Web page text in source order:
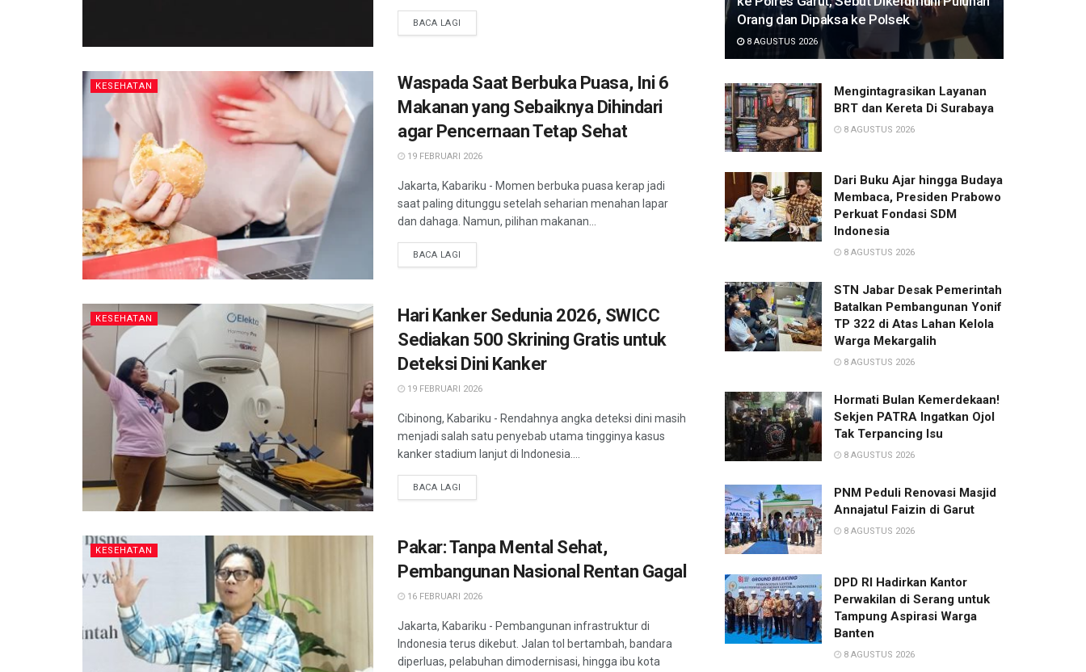
BACA LAGI
KESEHATAN
Waspada Saat Berbuka Puasa, Ini 6
Makanan yang Sebaiknya Dihindari
agar Pencernaan Tetap Sehat
19 FEBRUARI 2026
Jakarta, Kabariku - Momen berbuka puasa kerap jadi
saat paling ditunggu setelah seharian menahan lapar
dan dahaga. Namun, pilihan makanan...
BACA LAGI
KESEHATAN
Hari Kanker Sedunia 2026, SWICC
Sediakan 500 Skrining Gratis untuk
Deteksi Dini Kanker
19 FEBRUARI 2026
Cibinong, Kabariku - Rendahnya angka deteksi dini masih
menjadi salah satu penyebab utama tingginya kasus
kanker stadium lanjut di Indonesia....
BACA LAGI
KESEHATAN
Pakar: Tanpa Mental Sehat,
Pembangunan Nasional Rentan Gagal
16 FEBRUARI 2026
Jakarta, Kabariku - Pembangunan infrastruktur di
Indonesia terus dikebut. Jalan tol bertambah, bandara
diperluas, pelabuhan dimodernisasi, hingga ibu kota
Orang dan Dipaksa ke Polsek
8 AGUSTUS 2026
Mengintagrasikan Layanan
BRT dan Kereta Di Surabaya
8 AGUSTUS 2026
Dari Buku Ajar hingga Budaya
Membaca, Presiden Prabowo
Perkuat Fondasi SDM
Indonesia
8 AGUSTUS 2026
STN Jabar Desak Pemerintah
Batalkan Pembangunan Yonif
TP 322 di Atas Lahan Kelola
Warga Mekargalih
8 AGUSTUS 2026
Hormati Bulan Kemerdekaan!
Sekjen PATRA Ingatkan Ojol
Tak Terpancing Isu
8 AGUSTUS 2026
PNM Peduli Renovasi Masjid
Annajatul Faizin di Garut
8 AGUSTUS 2026
DPD RI Hadirkan Kantor
Perwakilan di Serang untuk
Tampung Aspirasi Warga
Banten
8 AGUSTUS 2026